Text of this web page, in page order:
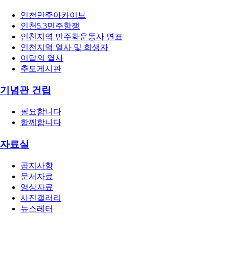
인천민주아카이브
인천5.3민주항쟁
인천지역 민주화운동사 연표
인천지역 열사 및 희생자
이달의 열사
추모게시판
기념관 건립
필요합니다
함께합니다
자료실
공지사항
문서자료
영상자료
사진갤러리
뉴스레터